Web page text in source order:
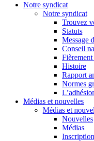
Notre syndicat
Notre syndicat
Trouvez
Statuts
Message
Conseil
Histoire
Rapport
Normes
Médias et nouvelles
Médias et
Nouvelles
Médias